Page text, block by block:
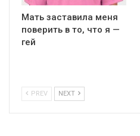
Мать заставила меня
поверить в то, что я —
гей
PREV NEXT